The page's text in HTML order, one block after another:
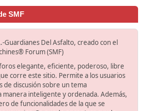
SMF
Guardianes Del Asfalto, creado con el
Forum (SMF)
elegante, eficiente, poderoso, libre
corre este sitio. Permite a los usuarios
de discusión sobre un tema
inteligente y ordenada. Además,
de funcionalidades de la que se